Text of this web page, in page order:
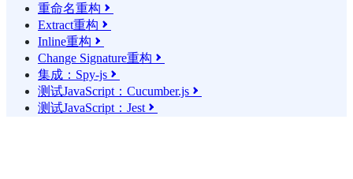
重命名重构 
Extract重构 
Inline重构 
Change Signature重构 
集成：Spy-js 
测试JavaScript：Cucumber.js 
测试JavaScript：Jest 